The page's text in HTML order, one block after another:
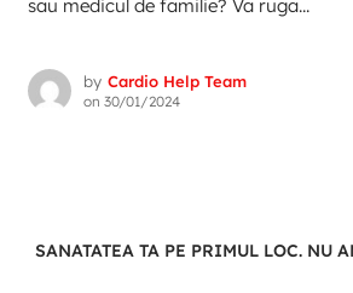
sau medicul de familie? Va ruga...
by Cardio Help Team
on 30/01/2024
SANATATEA TA PE PRIMUL LOC. NU